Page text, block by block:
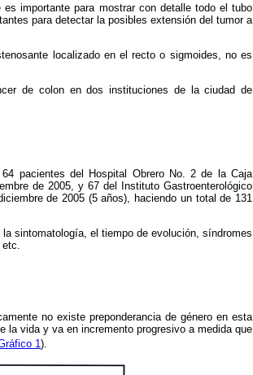
importante para mostrar con detalle todo el tubo
para detectar la posibles extensión del tumor a
localizado en el recto o sigmoides, no es
de colon en dos instituciones de la ciudad de
pacientes del Hospital Obrero No. 2 de la Caja
de 2005, y 67 del Instituto Gastroenterológico
de 2005 (5 años), haciendo un total de 131
sintomatología, el tiempo de evolución, síndromes
etc.
no existe preponderancia de género en esta
la vida y va en incremento progresivo a medida que
1).